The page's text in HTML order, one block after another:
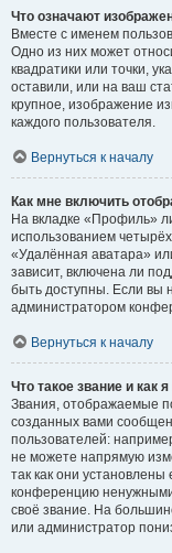
Что означают
Вместе с именем
Одно из них может
квадратики или точки,
оставили, или на ваш
крупное, изображение
каждого пользователя.
Вернуться к началу
Как мне включить
На вкладке «Профиль»
использованием
«Удалённая аватара»
зависит, включена ли
быть доступны. Если вы
администратором
Вернуться к началу
Что такое звание и как
Звания, отображаемые
созданных вами
пользователей:
не можете напрямую
так как они
конференцию
своё звание. На
или администратор